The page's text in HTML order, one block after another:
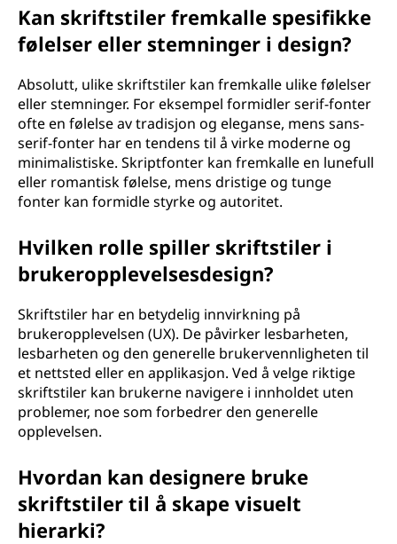
Kan skriftstiler fremkalle spesifikke
følelser eller stemninger i design?
Absolutt, ulike skriftstiler kan fremkalle ulike følelser
eller stemninger. For eksempel formidler serif-fonter
ofte en følelse av tradisjon og eleganse, mens sans-
serif-fonter har en tendens til å virke moderne og
minimalistiske. Skriptfonter kan fremkalle en lunefull
eller romantisk følelse, mens dristige og tunge
fonter kan formidle styrke og autoritet.
Hvilken rolle spiller skriftstiler i
brukeropplevelsesdesign?
Skriftstiler har en betydelig innvirkning på
brukeropplevelsen (UX). De påvirker lesbarheten,
lesbarheten og den generelle brukervennligheten til
et nettsted eller en applikasjon. Ved å velge riktige
skriftstiler kan brukerne navigere i innholdet uten
problemer, noe som forbedrer den generelle
opplevelsen.
Hvordan kan designere bruke
skriftstiler til å skape visuelt
hierarki?